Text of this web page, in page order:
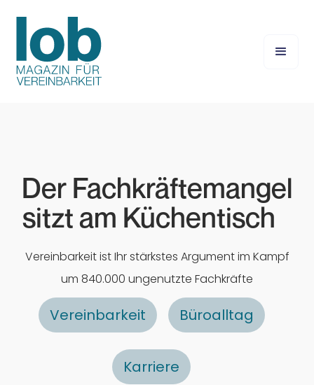
Der Fachkräftemangel
sitzt am Küchentisch
Vereinbarkeit ist Ihr stärkstes Argument im Kampf
um 840.000 ungenutzte Fachkräfte
Vereinbarkeit Büroalltag
Karriere